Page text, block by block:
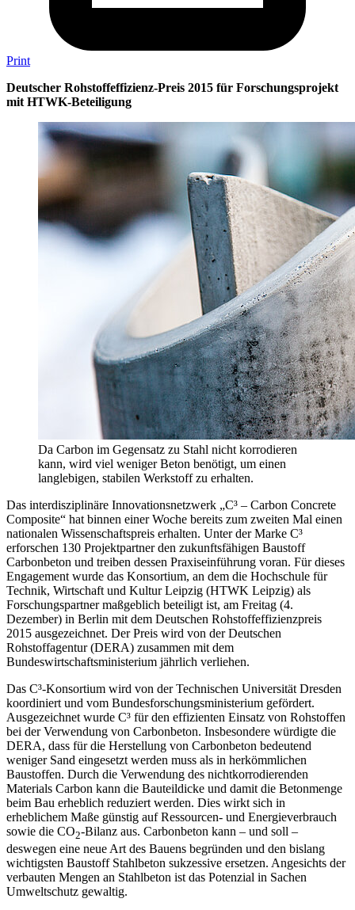
Print
Deutscher Rohstoffeffizienz-Preis 2015 für Forschungsprojekt
mit HTWK-Beteiligung
Da Carbon im Gegensatz zu Stahl nicht korrodieren
kann, wird viel weniger Beton benötigt, um einen
langlebigen, stabilen Werkstoff zu erhalten.
Das interdisziplinäre Innovationsnetzwerk „C³ – Carbon Concrete
Composite“ hat binnen einer Woche bereits zum zweiten Mal einen
nationalen Wissenschaftspreis erhalten. Unter der Marke C³
erforschen 130 Projektpartner den zukunftsfähigen Baustoff
Carbonbeton und treiben dessen Praxiseinführung voran. Für dieses
Engagement wurde das Konsortium, an dem die Hochschule für
Technik, Wirtschaft und Kultur Leipzig (HTWK Leipzig) als
Forschungspartner maßgeblich beteiligt ist, am Freitag (4.
Dezember) in Berlin mit dem Deutschen Rohstoffeffizienzpreis
2015 ausgezeichnet. Der Preis wird von der Deutschen
Rohstoffagentur (DERA) zusammen mit dem
Bundeswirtschaftsministerium jährlich verliehen.
Das C³-Konsortium wird von der Technischen Universität Dresden
koordiniert und vom Bundesforschungsministerium gefördert.
Ausgezeichnet wurde C³ für den effizienten Einsatz von Rohstoffen
bei der Verwendung von Carbonbeton. Insbesondere würdigte die
DERA, dass für die Herstellung von Carbonbeton bedeutend
weniger Sand eingesetzt werden muss als in herkömmlichen
Baustoffen. Durch die Verwendung des nichtkorrodierenden
Materials Carbon kann die Bauteildicke und damit die Betonmenge
beim Bau erheblich reduziert werden. Dies wirkt sich in
erheblichem Maße günstig auf Ressourcen- und Energieverbrauch
sowie die CO2-Bilanz aus. Carbonbeton kann – und soll –
deswegen eine neue Art des Bauens begründen und den bislang
wichtigsten Baustoff Stahlbeton sukzessive ersetzen. Angesichts der
verbauten Mengen an Stahlbeton ist das Potenzial in Sachen
Umweltschutz gewaltig.